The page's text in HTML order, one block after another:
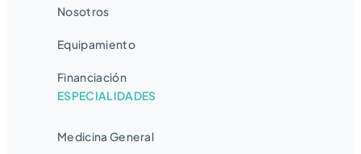
Nosotros
Equipamiento
Financiación
ESPECIALIDADES
Medicina General